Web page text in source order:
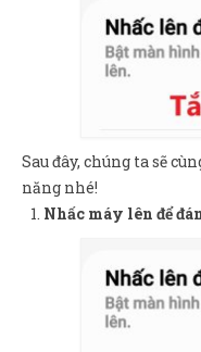
Sau đây, chúng ta sẽ
năng nhé!
Nhấc máy lên để